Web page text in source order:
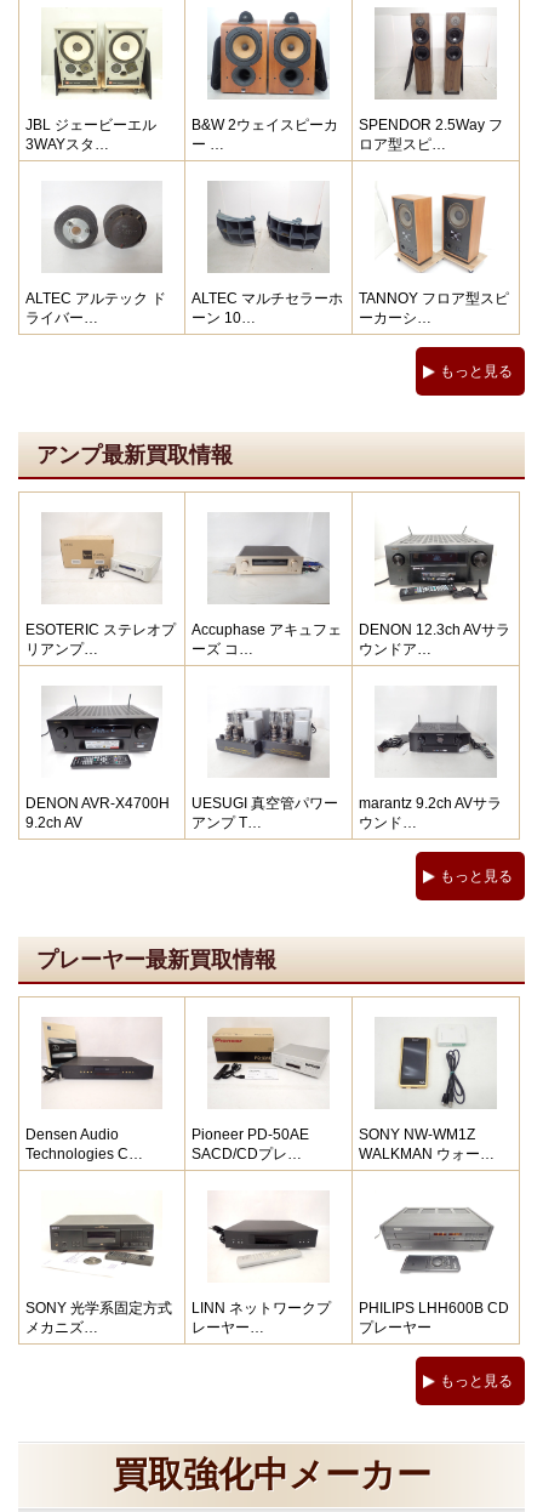
JBL ジェービーエル
3WAYスタ…
B&W 2ウェイスピーカ
ー …
SPENDOR 2.5Way フ
ロア型スピ…
ALTEC アルテック ド
ライバー…
ALTEC マルチセラーホ
ーン 10…
TANNOY フロア型スピ
ーカーシ…
もっと見る
アンプ最新買取情報
ESOTERIC ステレオプ
リアンプ…
Accuphase アキュフェ
ーズ コ…
DENON 12.3ch AVサラ
ウンドア…
DENON AVR-X4700H
9.2ch AV
UESUGI 真空管パワー
アンプ T…
marantz 9.2ch AVサラ
ウンド…
もっと見る
プレーヤー最新買取情報
Densen Audio
Technologies C…
Pioneer PD-50AE
SACD/CDプレ…
SONY NW-WM1Z
WALKMAN ウォー…
SONY 光学系固定方式
メカニズ…
LINN ネットワークプ
レーヤー…
PHILIPS LHH600B CD
プレーヤー
もっと見る
買取強化中メーカー